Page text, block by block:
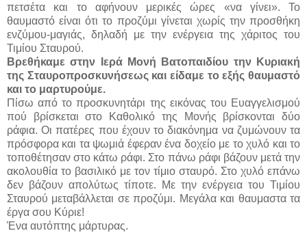
πετσέτα και το αφήνουν μερικές ώρες «να γίνει». Το
θαυμαστό είναι ότι το προζύμι γίνεται χωρίς την προσθήκη
ενζύμου-μαγιάς, δηλαδή με την ενέργεια της χάριτος του
Τιμίου Σταυρού.
Βρεθήκαμε στην Ιερά Μονή Βατοπαιδίου την Κυριακή
της Σταυροπροσκυνήσεως και είδαμε το εξής θαυμαστό
και το μαρτυρούμε.
Πίσω από το προσκυνητάρι της εικόνας του Ευαγγελισμού
πού βρίσκεται στο Καθολικό της Μονής βρίσκονται δύο
ράφια. Οι πατέρες που έχουν το διακόνημα να ζυμώνουν τα
πρόσφορα και τα ψωμιά έφεραν ένα δοχείο με το χυλό και το
τοποθέτησαν στο κάτω ράφι. Στο πάνω ράφι βάζουν μετά την
ακολουθία το βασιλικό με τον τίμιο σταυρό. Στο χυλό επάνω
δεν βάζουν απολύτως τίποτε. Με την ενέργεια του Τιμίου
Σταυρού μεταβάλλεται σε προζύμι. Μεγάλα και θαυμαστα τα
έργα σου Κύριε!
Ένα αυτόπτης μάρτυρας.